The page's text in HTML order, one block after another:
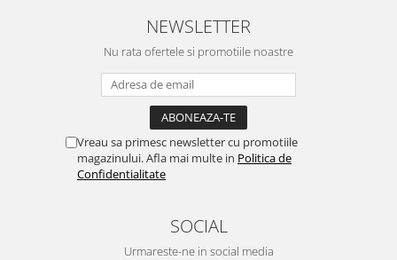
NEWSLETTER
Nu rata ofertele si promotiile noastre
Vreau sa primesc newsletter cu promotiile
magazinului. Afla mai multe in Politica de
Confidentialitate
SOCIAL
Urmareste-ne in social media